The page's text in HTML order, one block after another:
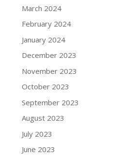
March 2024
February 2024
January 2024
December 2023
November 2023
October 2023
September 2023
August 2023
July 2023
June 2023